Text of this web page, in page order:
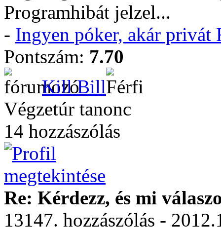
Programhibát jelzel...
- Ingyen póker, akár privát
Pontszám: 7.70
Kill Bill
Végzetúr tanonc
14 hozzászólás
Re: Kérdezz, és mi
13147. hozzászólás -